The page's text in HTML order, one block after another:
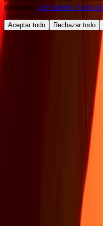
momento. Lee nuestro Aviso
Aceptar todo Rechazar todo